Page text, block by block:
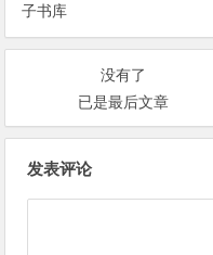
子书库
没有了
已是最后文章
发表评论